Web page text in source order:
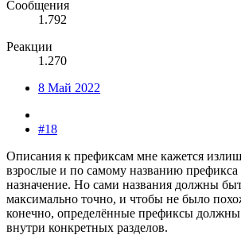
Сообщения
1.792
Реакции
1.270
8 Май 2022
#18
Описания к префиксам мне кажется
взрослые и по самому названию префикса
назначение. Но сами названия должны
максимально точно, и чтобы не было
конечно, определённые префиксы должны
внутри конкретных разделов.